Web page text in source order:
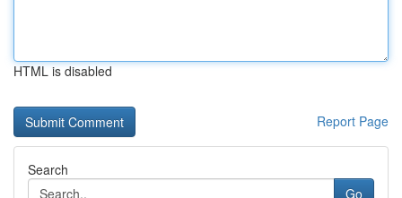
HTML is disabled
Report Page
Search
Go